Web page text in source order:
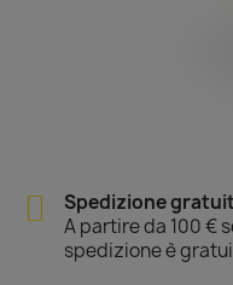
Spedizione
A partire da 100 €
spedizione è